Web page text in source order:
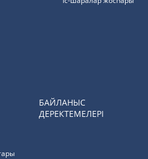
БАЙЛАНЫС
ДЕРЕКТЕМЕЛЕРІ